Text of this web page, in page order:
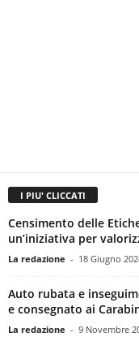
I PIU' CLICCATI
Censimento delle
un’iniziativa per
La redazione - 18 Giugno
Auto rubata e
e consegnato ai
La redazione - 9 Novembre